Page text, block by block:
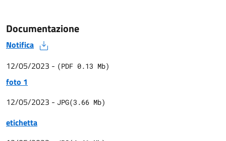
Documentazione
Notifica
12/05/2023 - (PDF 0.13 Mb)
foto 1
12/05/2023 - JPG(3.66 Mb)
etichetta